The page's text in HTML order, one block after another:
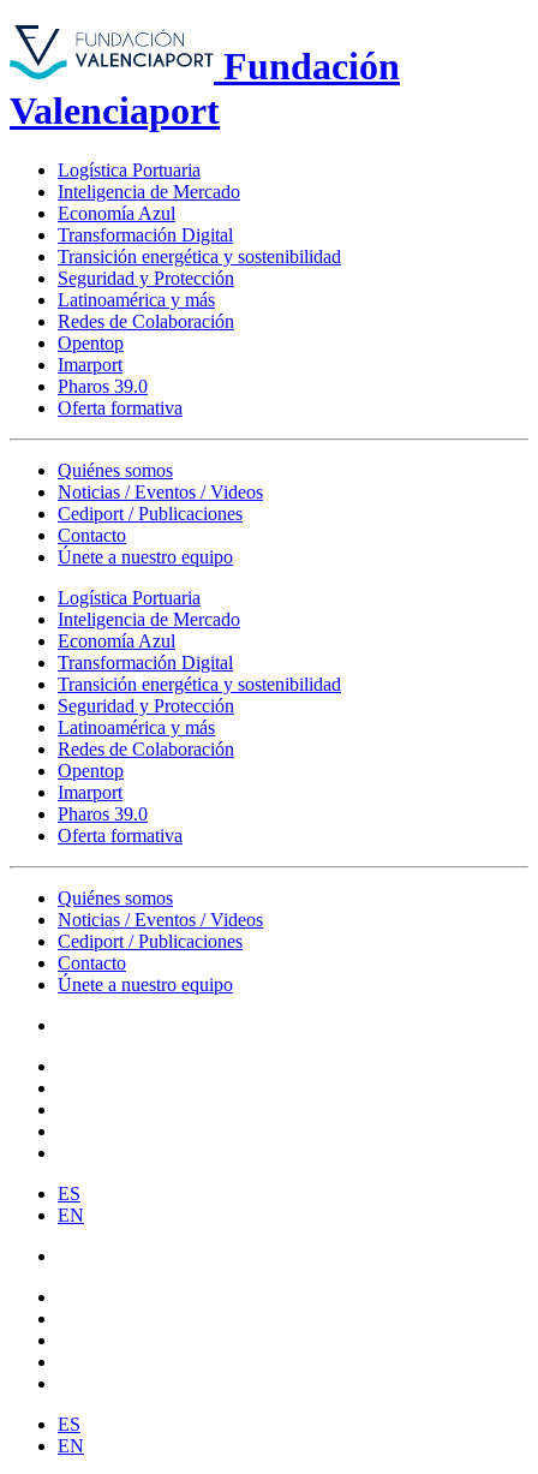
Fundación
Valenciaport
Logística Portuaria
Inteligencia de Mercado
Economía Azul
Transformación Digital
Transición energética y sostenibilidad
Seguridad y Protección
Latinoamérica y más
Redes de Colaboración
Opentop
Imarport
Pharos 39.0
Oferta formativa
Quiénes somos
Noticias / Eventos / Videos
Cediport / Publicaciones
Contacto
Únete a nuestro equipo
Logística Portuaria
Inteligencia de Mercado
Economía Azul
Transformación Digital
Transición energética y sostenibilidad
Seguridad y Protección
Latinoamérica y más
Redes de Colaboración
Opentop
Imarport
Pharos 39.0
Oferta formativa
Quiénes somos
Noticias / Eventos / Videos
Cediport / Publicaciones
Contacto
Únete a nuestro equipo
ES
EN
ES
EN